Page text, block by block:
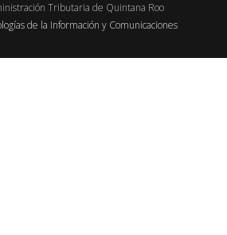
Tributaria de Quintana Roo
de la Información y Comunicaciones